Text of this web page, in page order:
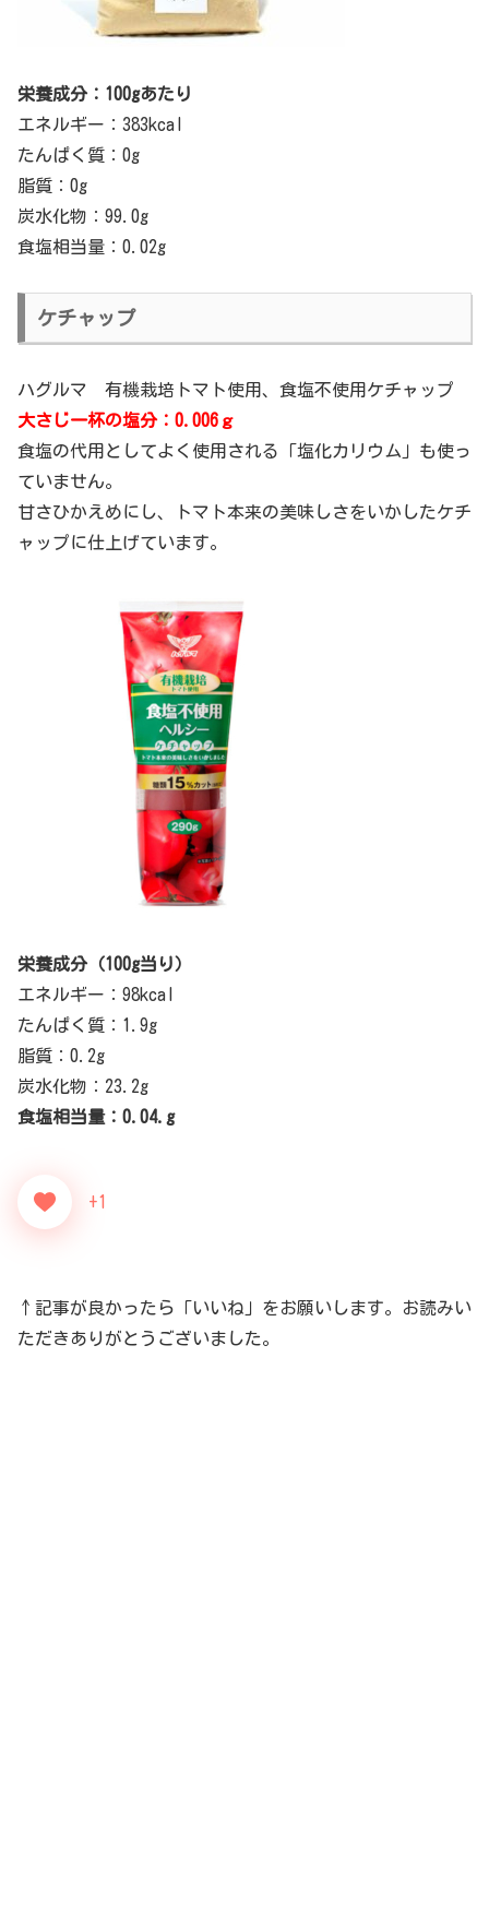
栄養成分：100gあたり
エネルギー：383kcal
たんぱく質：0g
脂質：0g
炭水化物：99.0g
食塩相当量：0.02g
ケチャップ
ハグルマ 有機栽培トマト使用、食塩不使用ケチャップ
大さじ一杯の塩分：0.006ｇ
食塩の代用としてよく使用される「塩化カリウム」も使っ
ていません。
甘さひかえめにし、トマト本来の美味しさをいかしたケチ
ャップに仕上げています。
栄養成分（100g当り）
エネルギー：98kcal
たんぱく質：1.9g
脂質：0.2g
炭水化物：23.2g
食塩相当量：0.04.g
+1
↑記事が良かったら「いいね」をお願いします。お読みい
ただきありがとうございました。